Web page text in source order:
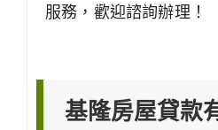
服務，歡迎諮詢辦理！
基隆房屋貸款